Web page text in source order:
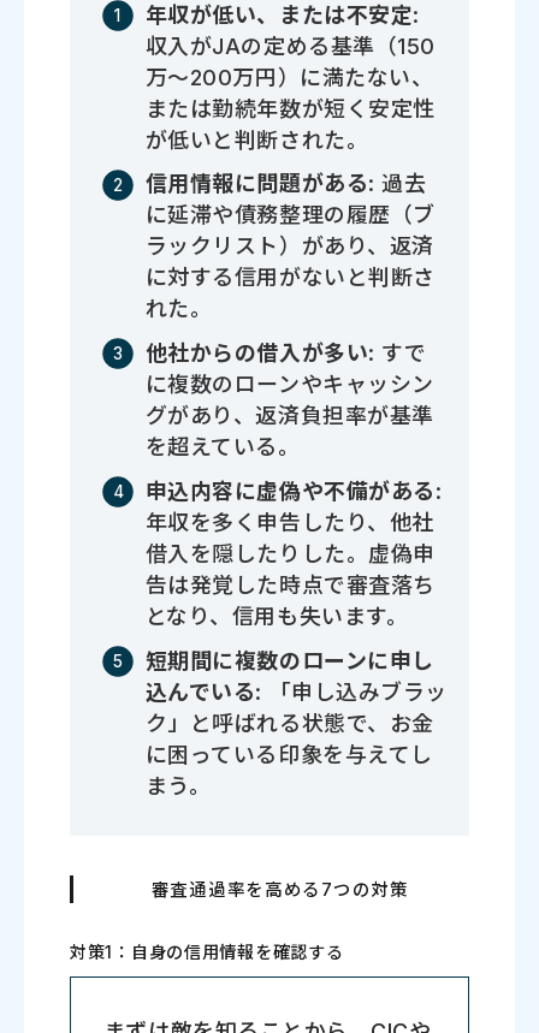
年収が低い、または不安定:
収入がJAの定める基準（150
万～200万円）に満たない、
または勤続年数が短く安定性
が低いと判断された。
信用情報に問題がある: 過去
に延滞や債務整理の履歴（ブ
ラックリスト）があり、返済
に対する信用がないと判断さ
れた。
他社からの借入が多い: すで
に複数のローンやキャッシン
グがあり、返済負担率が基準
を超えている。
申込内容に虚偽や不備がある:
年収を多く申告したり、他社
借入を隠したりした。虚偽申
告は発覚した時点で審査落ち
となり、信用も失います。
短期間に複数のローンに申し
込んでいる: 「申し込みブラッ
ク」と呼ばれる状態で、お金
に困っている印象を与えてし
まう。
審査通過率を高める7つの対策
対策1：自身の信用情報を確認する